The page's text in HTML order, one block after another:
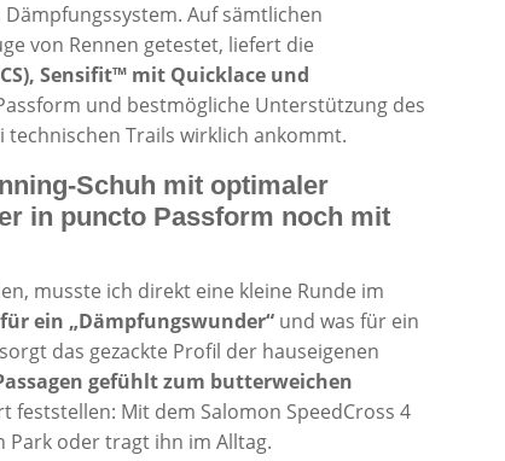
Auf sämtlichen
von Rennen getestet, liefert die
Sensifit™ mit Quicklace und
und bestmögliche Unterstützung des
technischen Trails wirklich ankommt.
Schuh mit optimaler
in puncto Passform noch mit
musste ich direkt eine kleine Runde im
ein „Dämpfungswunder“ und was für ein
das gezackte Profil der hauseigenen
gefühlt zum butterweichen
feststellen: Mit dem Salomon SpeedCross 4
Park oder tragt ihn im Alltag.